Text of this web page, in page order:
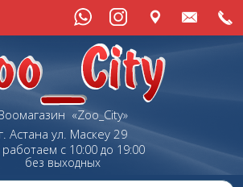
«Zoo_City»
г. Астана ул. Маскеу29
с 10:00 до 19:00
без выходных